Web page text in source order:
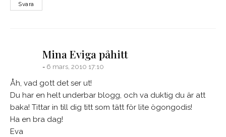
Svara
Mina Eviga påhittsays:
6 mars, 2010 17:10
Åh, vad gott det ser ut!
Du har en helt underbar blogg, och va duktig du är att
baka! Tittar in till dig titt som tätt för lite ögongodis!
Ha en bra dag!
Eva